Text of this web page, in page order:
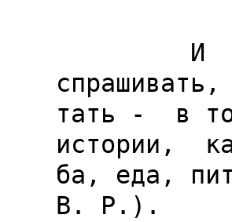
тать -  в
истории,
ба, еда,
В. Р.).